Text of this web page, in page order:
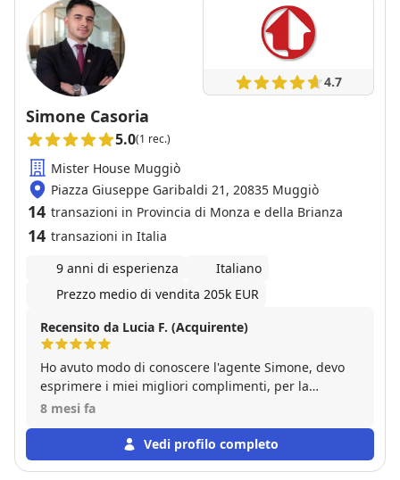
4.7
Simone Casoria
5.0(1 rec.)
Mister House Muggiò
Piazza Giuseppe Garibaldi 21, 20835 Muggiò
14 transazioni in Provincia di Monza e della Brianza
14 transazioni in Italia
9 anni di esperienza
Italiano
Prezzo medio di vendita 205k EUR
Recensito da Lucia F. (Acquirente)
Ho avuto modo di conoscere l'agente Simone, devo
esprimere i miei migliori complimenti, per la
professionalita, conoscenza e serietá dimostrata.
8 mesi fa
Vedi profilo completo